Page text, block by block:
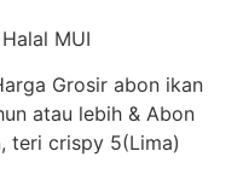
MUI
Grosir abon ikan
atau lebih & Abon
teri crispy 5(Lima)